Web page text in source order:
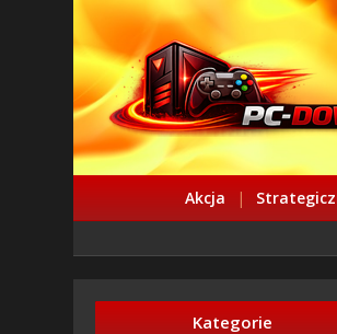
Akcja |
Kategorie